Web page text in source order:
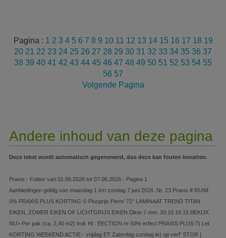
Pagina : 1 2 3 4 5 6 7 8 9 10 11 12 13 14 15 16 17 18 19
20 21 22 23 24 25 26 27 28 29 30 31 32 33 34 35 36 37
38 39 40 41 42 43 44 45 46 47 48 49 50 51 52 53 54 55
56 57
Volgende Pagina
Andere inhoud van deze pagina
Deze tekst wordt automatisch gegenereerd, dus deze kan fouten bevatten.
Praxis - Folder van 01.06.2026 tot 07.06.2026 - Pagina 1
Aanbiedingen geldig van maandag 1 t/m zondag 7 juni 2026. Nr. 23 Praxis # RUIM
0% PRAXIS PLUS KORTING © Plusprijs Perm’ 72° LAMINAAT TREND TITAN
EIKEN, ZOMER EIKEN OF LICHTGRIJS EIKEN Dikte 7 mm. 39:10 19.15 BEKIJK
NU> Per pak (ca. 2,40 m2) trok Hl : EECTION re 50% erfect PRAXIS PLUS 7) Let
KORTING WEEKEND ACTIE - vrijdag ET Zaterdag zondag ie) op verf‘ STOR |